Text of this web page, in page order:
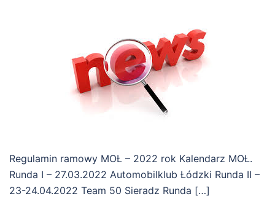
Regulamin ramowy MOŁ – 2022 rok Kalendarz MOŁ.
Runda I – 27.03.2022 Automobilklub Łódzki Runda II –
23-24.04.2022 Team 50 Sieradz Runda […]